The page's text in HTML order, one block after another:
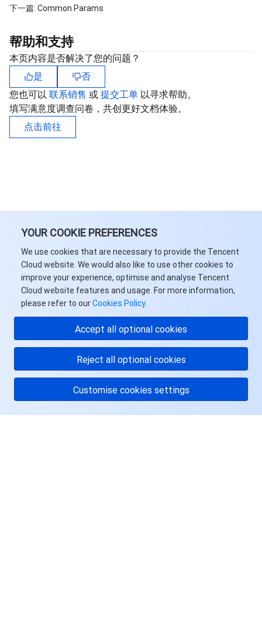
YOUR COOKIE PREFERENCES
We use cookies that are necessary to provide the Tencent
Cloud website. We would also like to use other cookies to
improve your experience, optimise and analyse Tencent
Cloud website features and usage. For more information,
please refer to ourCookies Policy.
Accept all optional cookies
Reject all optional cookies
Customise cookies settings
合作伙伴支持计划
下一篇: Common Params
帮助和支持
本页内容是否解决了您的问题？
是
否
您也可以 联系销售 或 提交工单 以寻求帮助。
填写满意度调查问卷，共创更好文档体验。
点击前往